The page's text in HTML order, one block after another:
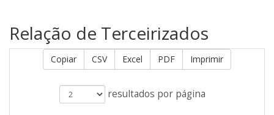
Relação de Terceirizados
Copiar CSV Excel PDF Imprimir
resultados por página